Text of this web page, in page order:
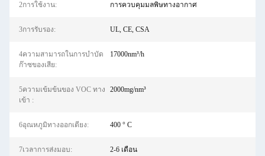
2การใช้งาน: การควบคุมมลพิษทางอากาศ
3การรับรอง: UL, CE, CSA
4ความสามารถในการบำบัด
ก๊าซของเสีย:
17000nm³/h
5ความเข้มข้นของ VOC ทาง
เข้า ‌:
2000mg/nm³
6อุณหภูมิทางออกเตียง: 400 ° C‌
7เวลาการส่งมอบ: 2-6 เดือน